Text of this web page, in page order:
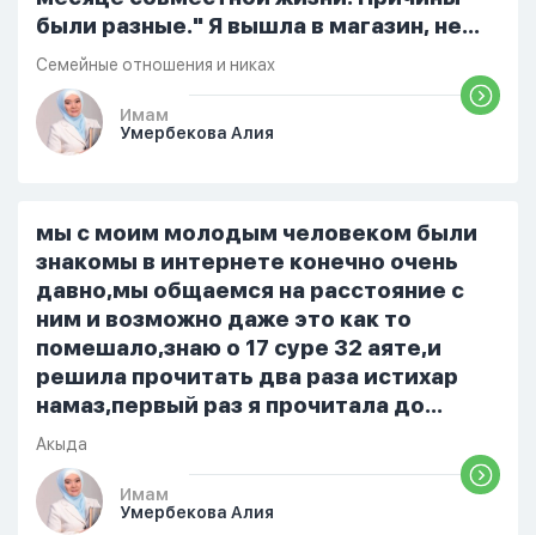
были разные." Я вышла в магазин, не
помыла вовремя посуду, не
приготовила во время еду, прошу
немного времени и любви" он никогда
не свободен для меня. С 7 утра до 8
только ночью, иногда засыпаю одна.
Мы пытались ему говорить что так
нельзя но он всё равно делает...
Семейные отношения и никах
Имам
Умербекова Алия
мы с моим молодым человеком были
знакомы в интернете конечно очень
давно,мы общаемся на расстояние с
ним и возможно даже это как то
помешало,знаю о 17 суре 32 аяте,и
решила прочитать два раза истихар
намаз,первый раз я прочитала до
«Аср» намаза и сначала было
тревожно,позже стало спокойно и в
голову начали лезть только хорошие
мысли,во второй раз когда я решила в
Акыда
Имам
Умербекова Алия